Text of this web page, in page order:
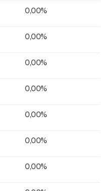
0,00%
0,00%
0,00%
0,00%
0,00%
0,00%
0,00%